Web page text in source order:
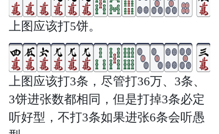
上图应该打5饼。
上图应该打3条，尽管打36万、3条、
3饼进张数都相同，但是打掉3条必定
听好型，不打3条如果进张6条会听愚